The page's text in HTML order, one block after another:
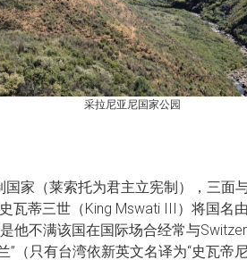
采拉尼亚尼国家公园
家（莱索托为君主立宪制），三面
瓦蒂三世（King Mswati III）将国名
他不满该国在国际场合经常与
（只有台湾依新英文名译为“史瓦帝尼